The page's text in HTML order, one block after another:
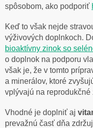
spôsobom, ako podporiť
Keď to však nejde
výživových doplnkoch.
bioaktívny zinok so
o doplnok na podporu
však je, že v tomto
a minerálov, ktoré
vplývajú na reprodukčné
Vhodné je doplniť aj
prevažnú časť dňa